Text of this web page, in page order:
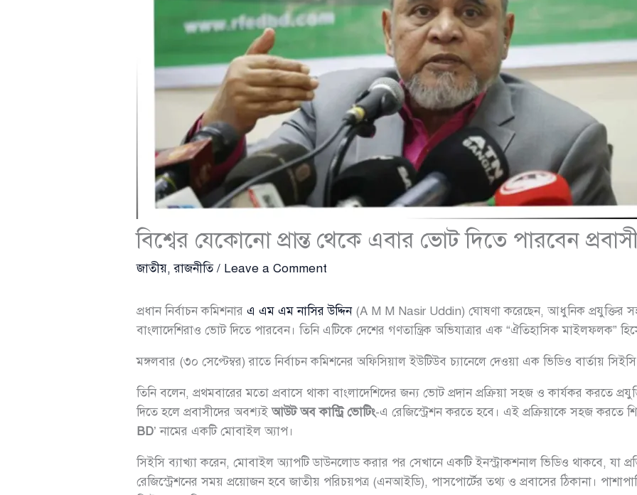
বিশ্বের যেকোনো প্রান্ত থেকে এবার ভোট দিতে পারবেন
জাতীয়,রাজনীতি/ Leave a Comment
প্রধান নির্বাচন কমিশনার এ এম এম নাসির উদ্দিন(A M M Nasir Uddin) ঘোষণা করেছেন, আধুনিক প্রযুক্তির
বাংলাদেশিরাও ভোট দিতে পারবেন। তিনি এটিকে দেশের গণতান্ত্রিক অভিযাত্রার এক “ঐতিহাসিক মাইলফলক”
মঙ্গলবার (৩০ সেপ্টেম্বর) রাতে নির্বাচন কমিশনের অফিসিয়াল ইউটিউব চ্যানেলে দেওয়া এক ভিডিও বার্তায়
তিনি বলেন, প্রথমবারের মতো প্রবাসে থাকা বাংলাদেশিদের জন্য ভোট প্রদান প্রক্রিয়া সহজ ও কার্যকর করতে
দিতে হলে প্রবাসীদের অবশ্যইআউট অব কান্ট্রি ভোটিং-এ রেজিস্ট্রেশন করতে হবে। এই প্রক্রিয়াকে সহজ করতে
BD’ নামের একটি মোবাইল অ্যাপ।
সিইসি ব্যাখ্যা করেন, মোবাইল অ্যাপটি ডাউনলোড করার পর সেখানে একটি ইনস্ট্রাকশনাল ভিডিও থাকবে, যা
রেজিস্ট্রেশনের সময় প্রয়োজন হবে জাতীয় পরিচয়পত্র (এনআইডি), পাসপোর্টের তথ্য ও প্রবাসের ঠিকানা।